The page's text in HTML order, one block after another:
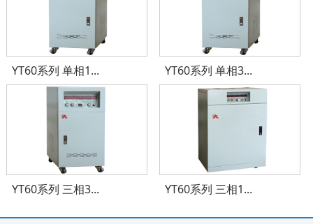
YT60系列 单相1... YT60系列 单相3...
YT60系列 三相3... YT60系列 三相1...